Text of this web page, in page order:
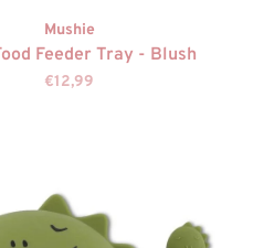
Mushie
Feeder Tray - Blush
€12,99